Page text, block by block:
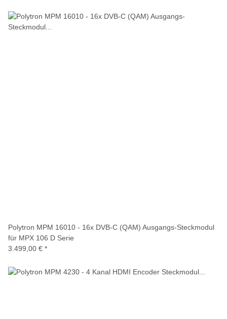
Polytron MPM 16010 - 16x DVB-C (QAM) Ausgangs-Steckmodul
für MPX 106 D Serie
3.499,00 € *